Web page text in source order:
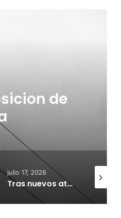
de
julio 17, 2026
Tras nuevos ataques a Carabineros: Diputado Tomás Kast llama al PC a retirar proyecto que busca derogar parte de la Ley Naín-Retamal